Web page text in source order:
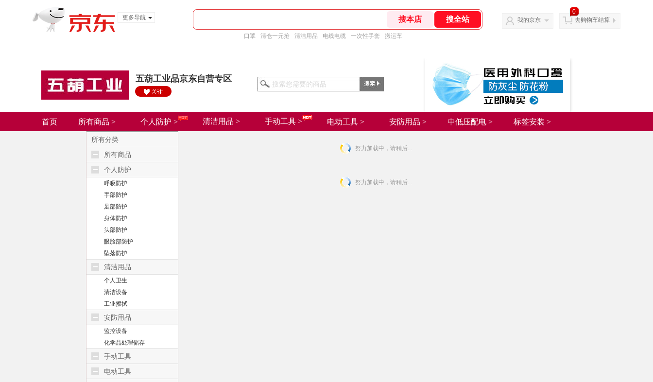
更多导航
口罩 清仓一元抢 清洁用品 电线电缆 一次性手套 搬运车
我的京东
0
去购物车结算
五葫工业品京东自营专区
首页 所有商品 > 个人防护 > 清洁用品 > 手动工具 > 电动工具 > 安防用品 > 中低压配电 > 标签安装 >
所有分类
所有商品
个人防护
呼吸防护
手部防护
足部防护
身体防护
头部防护
眼脸部防护
坠落防护
清洁用品
个人卫生
清洁设备
工业擦拭
安防用品
监控设备
化学品处理储存
手动工具
电动工具
努力加载中，请稍后...
努力加载中，请稍后...